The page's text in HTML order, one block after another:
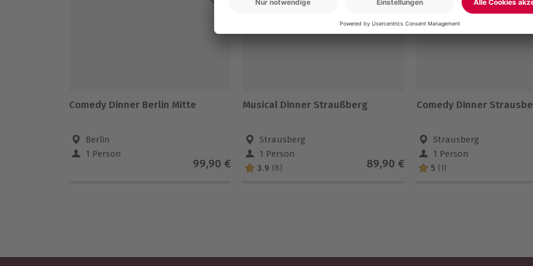
Comedy Dinner Berlin Mitte
Berlin
1 Person
99,90 €
Musical Dinner Straußberg
Strausberg
1 Person
3.9 (8) 89,90 €
Comedy Dinner
Strausberg
1 Person
5 (1)